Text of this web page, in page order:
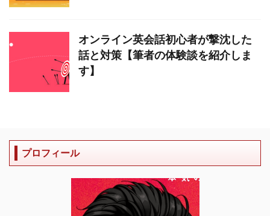
オンライン英会話初心者が撃沈した
話と対策【筆者の体験談を紹介しま
す】
プロフィール